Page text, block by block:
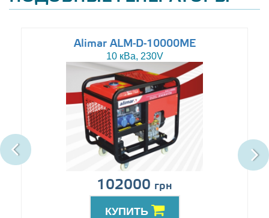
Alimar ALM-D-10000ME
10 кВа, 230V
102000 грн
КУПИТЬ